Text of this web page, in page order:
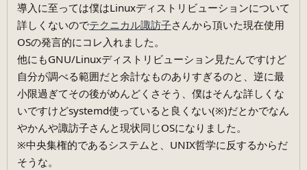
導入に至っては僕はLinuxディストリビューションについて
詳しくないのでテクニカル諏訪子さんから頂いた現在使用
OSの発言的にコレ入れました。
他にもGNU/Linuxディストリビューション見たんですけど
自分が調べる範囲だと余計なものありすぎるのと、逆に最
小限過ぎてその後がめんどくさそう、僕はそんな詳しくな
いですけどsystemd使っていると良くない(※)だとかでなん
やかんや諏訪子さんと現状同じOSになりました。
※中央集権的であるシステムと、UNIX哲学に反するからだ
そうな。